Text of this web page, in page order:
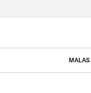
MALAS